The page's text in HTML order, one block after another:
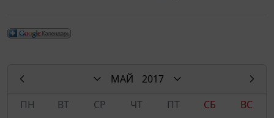
МАЙ
2017
ПН
ВТ СР ЧТ ПТ СБ
ВС